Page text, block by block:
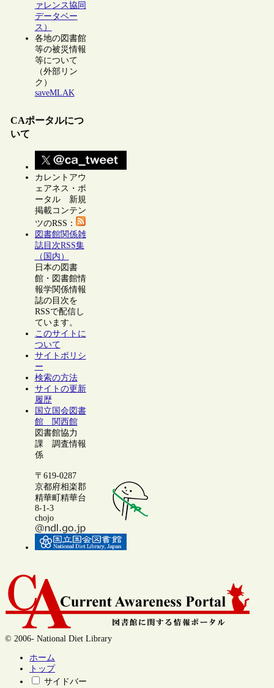
ァレンス協同
データベー
ス）
各地の図書館
等の被災情報
等について
（外部リン
ク）
saveMLAK
CAポータルにつ
いて
カレントアウ
ェアネス・ポ
ータル 新規
掲載コンテン
ツのRSS：
図書館関係雑
誌目次RSS集
（国内）
日本の図書
館・図書館情
報学関係情報
誌の目次を
RSSで配信し
ています。
このサイトに
ついて
サイトポリシ
ー
検索の方法
サイトの更新
履歴
国立国会図書
館 関西館
図書館協力
課 調査情報
係
〒619-0287
京都府相楽郡
精華町精華台
8-1-3
chojo
© 2006- National Diet Library
ホーム
トップ
サイドバー